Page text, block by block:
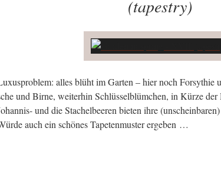
(tapestry)
alles blüht im Gar­ten – hier noch
und Bir­ne, wei­ter­hin Schlüs­sel­blüm­chen, in Kür­ze
und die Sta­chel­bee­ren bie­ten ihre
auch ein schö­nes Tape­ten­mus­ter ergeben …